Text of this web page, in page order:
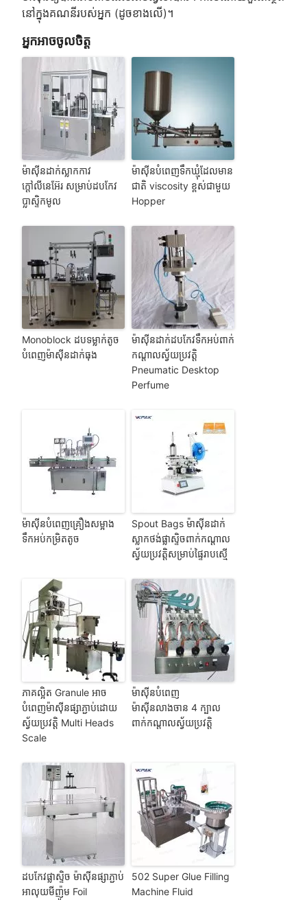
នៅក្នុងគណនីរបស់អ្នក (ដូចខាងលើ)។
អ្នកអាចចូលចិត្ត
ម៉ាស៊ីនដាក់ស្លាកកាវ
ក្តៅលីនេអ៊ែរ សម្រាប់ដបកែវ
ប្លាស្ទិកមូល
ម៉ាស៊ីនបំពេញទឹកឃ្មុំដែលមាន
ជាតិ viscosity ខ្ពស់ជាមួយ
Hopper
Monoblock ដបទម្លាក់តូច
បំពេញម៉ាស៊ីនដាក់ធុង
ម៉ាស៊ីនដាក់ដបកែវទឹកអប់ពាក់
កណ្តាលស្វ័យប្រវត្តិ
Pneumatic Desktop
Perfume
ម៉ាស៊ីនបំពេញគ្រឿងសម្អាង
ទឹកអប់កម្រិតតូច
Spout Bags ម៉ាស៊ីនដាក់
ស្លាកថង់ផ្លាស្ទិចពាក់កណ្តាល
ស្វ័យប្រវត្តិសម្រាប់ផ្ទៃរាបស្មើ
ភាគល្អិត Granule អាច
បំពេញម៉ាស៊ីនផ្សាភ្ជាប់ដោយ
ស្វ័យប្រវត្តិ Multi Heads
Scale
ម៉ាស៊ីនបំពេញ
ម៉ាស៊ីនលាងចាន 4 ក្បាល
ពាក់កណ្តាលស្វ័យប្រវត្តិ
ដបកែវផ្លាស្ទិច ម៉ាស៊ីនផ្សាភ្ជាប់
អាលុយមីញ៉ូម Foil
502 Super Glue Filling
Machine Fluid